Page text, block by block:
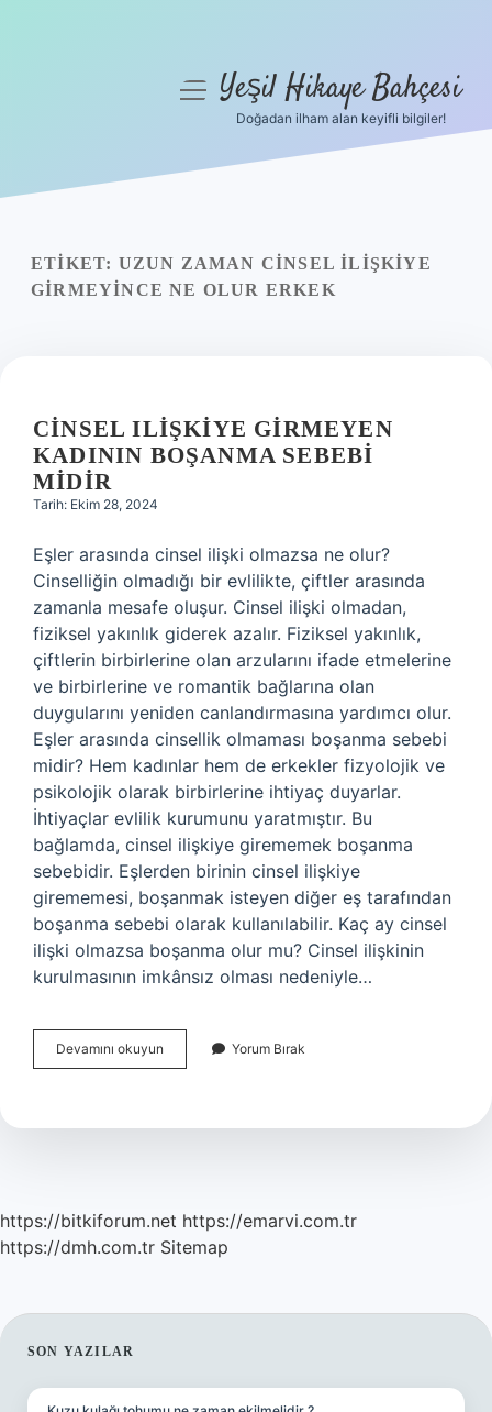
Yasal Uyarı
menüyüYeşil Hikaye Bahçesi
Doğadan ilham alan keyifli bilgiler!
ETIKET: UZUN ZAMAN CINSEL ILIŞKIYE
GIRMEYINCE NE OLUR ERKEK
CINSEL ILIŞKIYE GIRMEYEN
KADININ BOŞANMA SEBEBI
MIDIR
Tarih: Ekim 28, 2024
Eşler arasında cinsel ilişki olmazsa ne olur?
Cinselliğin olmadığı bir evlilikte, çiftler arasında
zamanla mesafe oluşur. Cinsel ilişki olmadan,
fiziksel yakınlık giderek azalır. Fiziksel yakınlık,
çiftlerin birbirlerine olan arzularını ifade etmelerine
ve birbirlerine ve romantik bağlarına olan
duygularını yeniden canlandırmasına yardımcı olur.
Eşler arasında cinsellik olmaması boşanma sebebi
midir? Hem kadınlar hem de erkekler fizyolojik ve
psikolojik olarak birbirlerine ihtiyaç duyarlar.
İhtiyaçlar evlilik kurumunu yaratmıştır. Bu
bağlamda, cinsel ilişkiye girememek boşanma
sebebidir. Eşlerden birinin cinsel ilişkiye
girememesi, boşanmak isteyen diğer eş tarafından
boşanma sebebi olarak kullanılabilir. Kaç ay cinsel
ilişki olmazsa boşanma olur mu? Cinsel ilişkinin
kurulmasının imkânsız olması nedeniyle…
Devamını okuyun
Ilişkiye
Boşanma
Yorum Bırak
https://bitkiforum.net https://emarvi.com.tr
https://dmh.com.tr Sitemap
SIDEBAR
SON YAZILAR